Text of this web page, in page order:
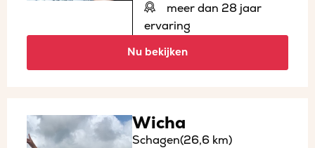
meer dan 28 jaar
ervaring
Nu bekijken
Wicha
Schagen(26,6 km)